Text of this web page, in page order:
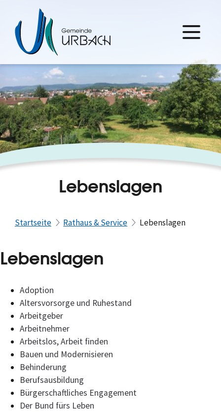
Lebenslagen
Startseite Rathaus & Service Lebenslagen
Lebenslagen
Adoption
Altersvorsorge und Ruhestand
Arbeitgeber
Arbeitnehmer
Arbeitslos, Arbeit finden
Bauen und Modernisieren
Behinderung
Berufsausbildung
Bürgerschaftliches Engagement
Der Bund fürs Leben